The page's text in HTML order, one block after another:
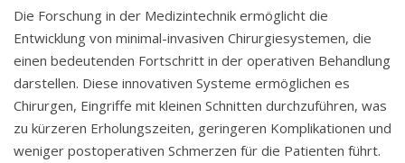
Die Forschung in der Medizintechnik ermöglicht die
Entwicklung von minimal-invasiven Chirurgiesystemen, die
einen bedeutenden Fortschritt in der operativen Behandlung
darstellen. Diese innovativen Systeme ermöglichen es
Chirurgen, Eingriffe mit kleinen Schnitten durchzuführen, was
zu kürzeren Erholungszeiten, geringeren Komplikationen und
weniger postoperativen Schmerzen für die Patienten führt.